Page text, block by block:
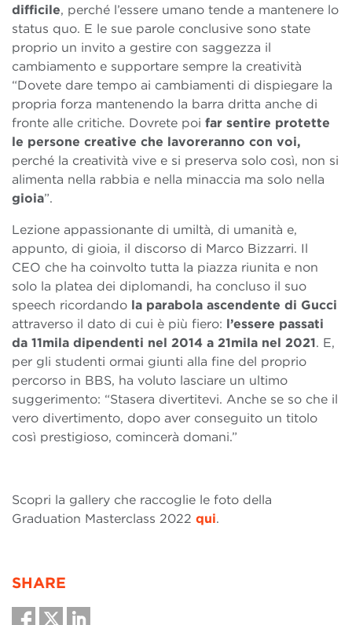
difficile, perché l’essere umano tende a mantenere lo
status quo. E le sue parole conclusive sono state
proprio un invito a gestire con saggezza il
cambiamento e supportare sempre la creatività
“Dovete dare tempo ai cambiamenti di dispiegare la
propria forza mantenendo la barra dritta anche di
fronte alle critiche. Dovrete poi far sentire protette
le persone creative che lavoreranno con voi,
perché la creatività vive e si preserva solo così, non si
alimenta nella rabbia e nella minaccia ma solo nella
gioia”.
Lezione appassionante di umiltà, di umanità e,
appunto, di gioia, il discorso di Marco Bizzarri. Il
CEO che ha coinvolto tutta la piazza riunita e non
solo la platea dei diplomandi, ha concluso il suo
speech ricordando la parabola ascendente di Gucci
attraverso il dato di cui è più fiero: l’essere passati
da 11mila dipendenti nel 2014 a 21mila nel 2021. E,
per gli studenti ormai giunti alla fine del proprio
percorso in BBS, ha voluto lasciare un ultimo
suggerimento: “Stasera divertitevi. Anche se so che il
vero divertimento, dopo aver conseguito un titolo
così prestigioso, comincerà domani.”
Scopri la gallery che raccoglie le foto della
Graduation Masterclass 2022 qui.
SHARE